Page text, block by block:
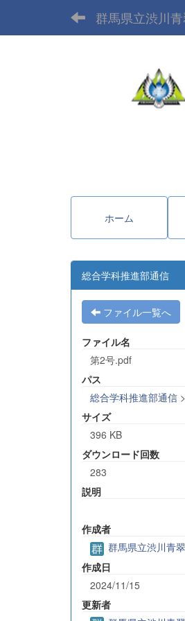
群馬県立渋川
ホーム
総合学科推進部通信
ファイル一覧へ
ファイル名
第2号.pdf
パス
総合学科推進部通信 >
サイズ
396 KB
ダウンロード回数
283
説明
作成者
群馬県立渋川青
作成日
2024/11/15
更新者